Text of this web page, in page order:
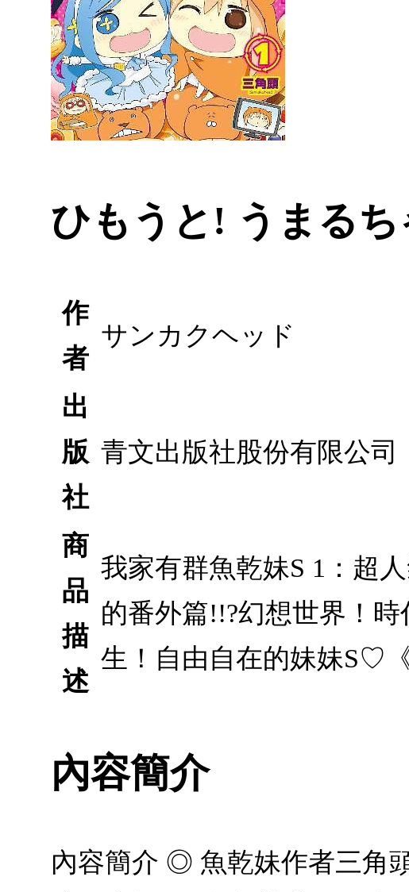
ひもうと! うまるち
作
者
サンカクヘッド
出
版
社
青文出版社股份有限公司
商
品
描
述
我家有群魚乾妹S 1：超
的番外篇!!?幻想世界！
生！自由自在的妹妹S♡
內容簡介
內容簡介 ◎ 魚乾妹作者三角